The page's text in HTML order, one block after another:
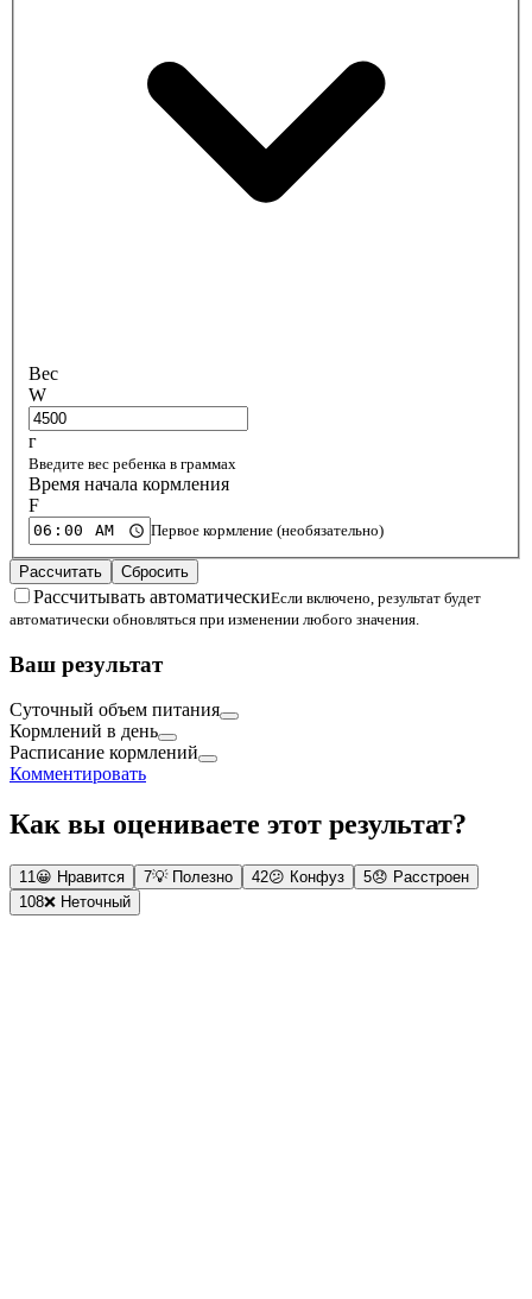
Вес
W
г
Введите вес ребенка в граммах
Время начала кормления
F
Первое кормление (необязательно)
Рассчитать Сбросить
Рассчитывать автоматическиЕсли включено, результат будет
автоматически обновляться при изменении любого значения.
Ваш результат
Суточный объем питания
Кормлений в день
Расписание кормлений
Комментировать
Как вы оцениваете этот результат?
11😀 Нравится 7💡 Полезно 42😕 Конфуз 5😞 Расстроен
108❌ Неточный